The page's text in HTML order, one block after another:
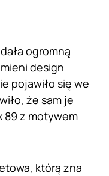
ogromną
design
pojawiło się we
że sam je
89 z motywem
którą zna